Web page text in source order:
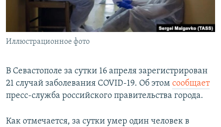
ПОБЕДИТЕЛЕЙ НЕ СУДЯТ?
КРЫМ.НЕПОКОРЕННЫЙ
ELIFBE
ПРИСОЕДИНЯЙТЕСЬ!
Все сайты RFE/RL
Иллюстрационное фото
В Севастополе за сутки 16 апреля зарегистрирован
21 случай заболевания COVID-19. Об этом сообщает
пресс-служба российского правительства города.
Как отмечается, за сутки умер один человек в